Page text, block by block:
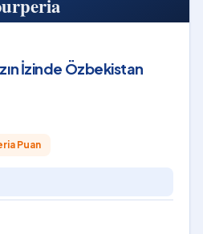
İzinde Özbekistan
Puan